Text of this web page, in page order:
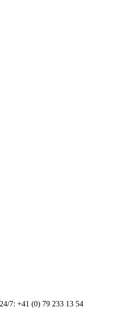
7: +41 (0) 79 233 13 54